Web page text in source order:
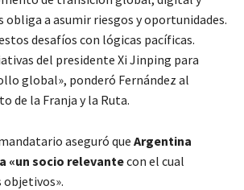
obliga a asumir riesgos y oportunidades.
desafíos con lógicas pacíficas.
del presidente Xi Jinping para
global», ponderó Fernández al
de la Franja y la Ruta.
aseguró que Argentina
«un socio relevantecon el cual
objetivos».